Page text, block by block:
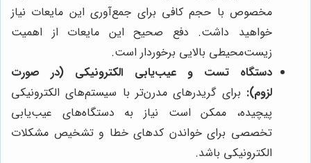
مخصوص با حجم کافی برای جمع‌آوری این مایعات نیاز
خواهید داشت. دفع صحیح این مایعات از اهمیت
زیست‌محیطی بالایی برخوردار است.
دستگاه تست و عیب‌یابی الکترونیکی (در صورت
لزوم): برای گریدرهای مدرن‌تر با سیستم‌های الکترونیکی
پیچیده، ممکن است نیاز به دستگاه‌های عیب‌یابی
تخصصی برای خواندن کدهای خطا و تشخیص مشکلات
الکترونیکی باشد.